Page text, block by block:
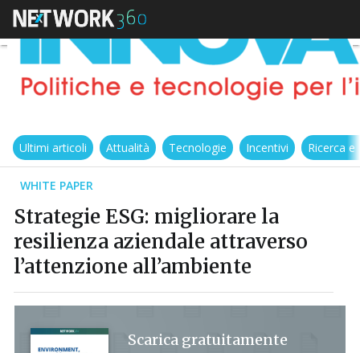
Ultimi articoli Attualità Tecnologie Incentivi Ricerca
WHITE PAPER
Strategie ESG: migliorare la
resilienza aziendale attraverso
l’attenzione all’ambiente
Scarica gratuitamente